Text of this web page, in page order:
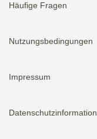
Häufige Fragen
Nutzungsbedingungen
Impressum
Datenschutzinformation